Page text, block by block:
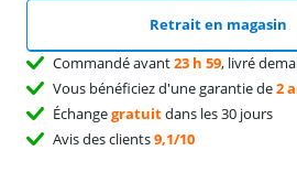
Retrait en magasin
Commandé avant23 h 59, livré
Vous bénéficiez d'une garantie de2
Échangegratuitdans les 30 jours
Avis des clients9,1/10